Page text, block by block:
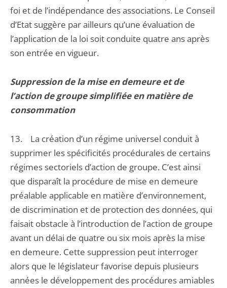
foi et de l’indépendance des associations. Le Conseil
d’Etat suggère par ailleurs qu’une évaluation de
l’application de la loi soit conduite quatre ans après
son entrée en vigueur.
Suppression de la mise en demeure et de
l’action de groupe simplifiée en matière de
consommation
13. La création d’un régime universel conduit à
supprimer les spécificités procédurales de certains
régimes sectoriels d’action de groupe. C’est ainsi
que disparaît la procédure de mise en demeure
préalable applicable en matière d’environnement,
de discrimination et de protection des données, qui
faisait obstacle à l’introduction de l’action de groupe
avant un délai de quatre ou six mois après la mise
en demeure. Cette suppression peut interroger
alors que le législateur favorise depuis plusieurs
années le développement des procédures amiables